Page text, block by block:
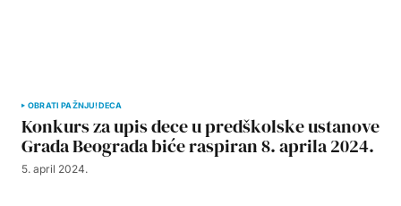
OBRATI PAŽNJU!DECA
Konkurs za upis dece u predškolske ustanove
Grada Beograda biće raspiran 8. aprila 2024.
5. april 2024.